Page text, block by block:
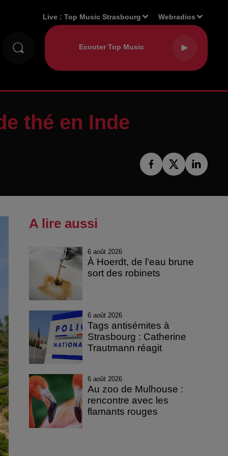
Live :Top Music Strasbourg Webradios
thé en Inde
A lire aussi
6 août 2026
À Hoerdt, de l’eau brune
sort des robinets
6 août 2026
Tags antisémites à
Strasbourg : Catherine
Trautmann réagit
6 août 2026
Au zoo de Mulhouse :
rencontre avec les
flamants rouges